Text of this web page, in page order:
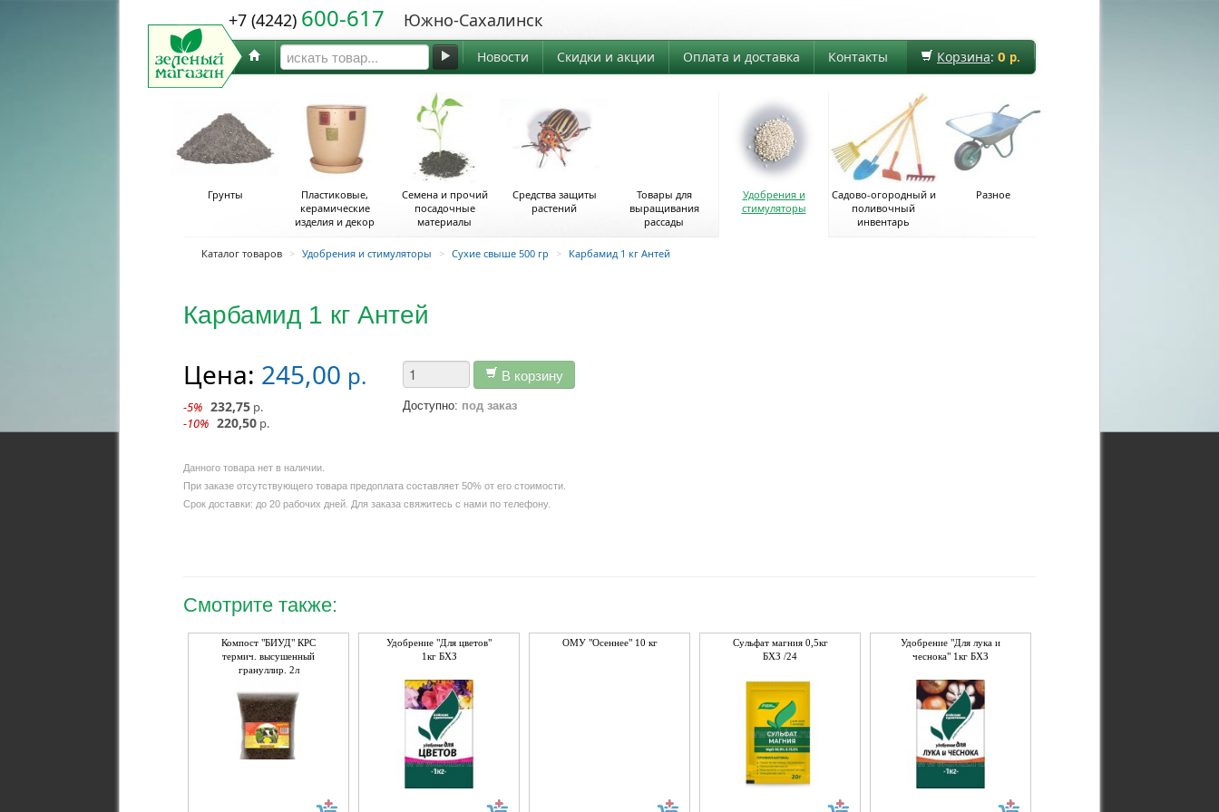
+7 (4242) 600-617 Южно-Сахалинск
Корзина: 0 р.
Новости Скидки и акции Оплата и доставка Контакты
Грунты
Пластиковые,
керамические
изделия и декор
Семена и прочий
посадочные
материалы
Средства защиты
растений
Товары для
выращивания
рассады
Удобрения и
стимуляторы
Садово-огородный и
поливочный
инвентарь
Разное
Каталог товаров > Удобрения и стимуляторы > Сухие свыше 500 гр > Карбамид 1 кг Антей
Карбамид 1 кг Антей
Цена: 245,00 р.
-5% 232,75 р.
-10% 220,50 р.
В корзину
Доступно: под заказ
Данного товара нет в наличии.
При заказе отсутствующего товара предоплата составляет 50% от его стоимости.
Срок доставки: до 20 рабочих дней. Для заказа свяжитесь с нами по телефону.
Смотрите также:
Компост "БИУД" КРС
термич. высушенный
грануллир. 2л
Удобрение "Для цветов"
1кг БХЗ
ОМУ "Осеннее" 10 кг
Сульфат магния 0,5кг
БХЗ /24
Удобрение "Для лука и
чеснока" 1кг БХЗ